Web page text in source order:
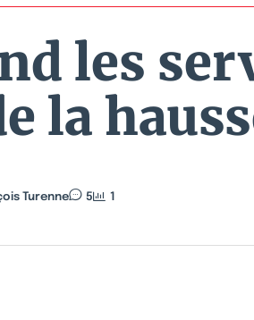
les
la
Turenne 5 1